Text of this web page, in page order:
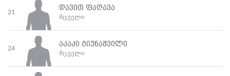
21
დავით ფაღავა
მცველი
24
აკაკი გიუნაშვილი
მცველი